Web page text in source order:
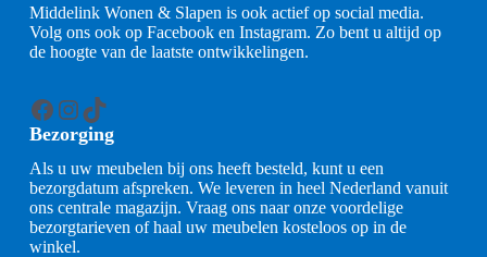
Middelink Wonen & Slapen is ook actief op social media.
Volg ons ook op Facebook en Instagram. Zo bent u altijd op
de hoogte van de laatste ontwikkelingen.
Facebook
Instagram
TikTok
Bezorging
Als u uw meubelen bij ons heeft besteld, kunt u een
bezorgdatum afspreken. We leveren in heel Nederland vanuit
ons centrale magazijn. Vraag ons naar onze voordelige
bezorgtarieven of haal uw meubelen kosteloos op in de
winkel.